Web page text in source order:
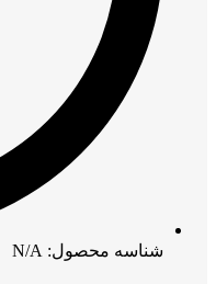
شناسه محصول: N/A